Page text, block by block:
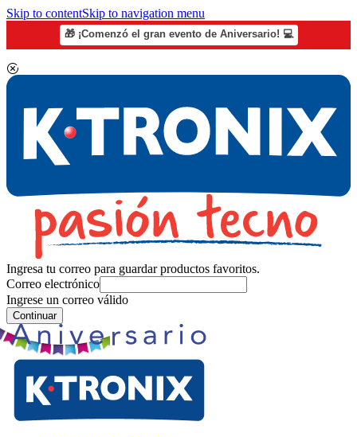
Skip to contentSkip to navigation menu
🎁 ¡Comenzó el gran evento de Aniversario! 💻
Ingresa tu correo para guardar productos favoritos.
Correo electrónico
Ingrese un correo válido
Continuar